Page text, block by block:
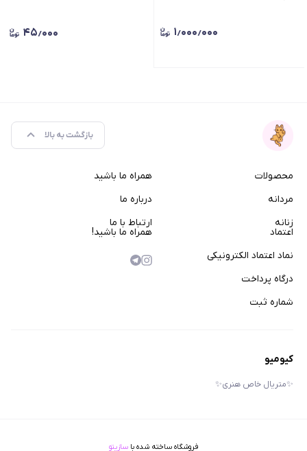
۱٫۰۰۰٫۰۰۰ ۴۵٫۰۰۰
بازگشت به بالا
محصولات
مردانه
زنانه
همراه ما باشید
درباره ما
ارتباط با ما
اعتماد
نماد اعتماد الکترونیکی
درگاه پرداخت
شماره ثبت
همراه ما باشید!
کیومیو
✨متریال خاص هنری✨
فروشگاه ساخته شده با سازیتو